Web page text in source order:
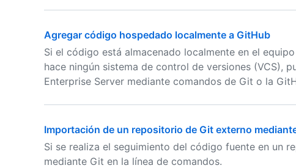
Agregar código hospedado localmente a GitHub
Si el código está almacenado localmente en el
hace ningún sistema de control de versiones (VCS),
Enterprise Server mediante comandos de Git o la
Importación de un repositorio de Git externo
Si se realiza el seguimiento del código fuente en un
mediante Git en la línea de comandos.